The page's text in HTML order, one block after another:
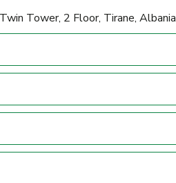
Tower, 2 Floor, Tirane, Albania